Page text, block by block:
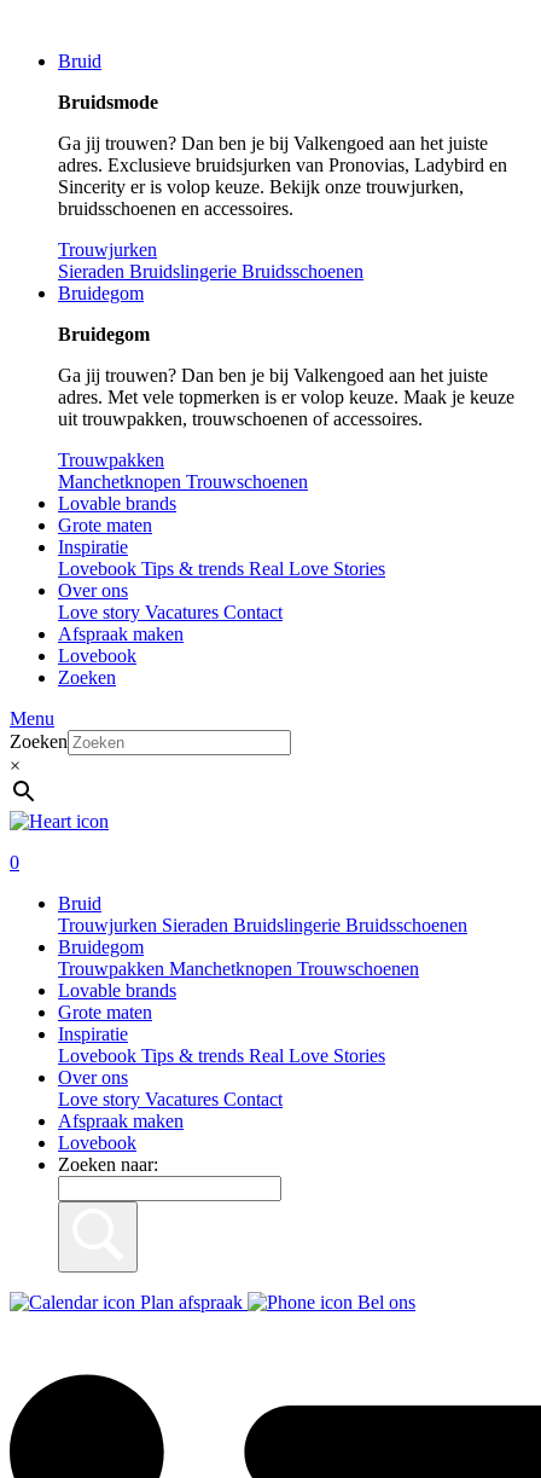
Bruid
Bruidsmode
Ga jij trouwen? Dan ben je bij Valkengoed aan het juiste
adres. Exclusieve bruidsjurken van Pronovias, Ladybird en
Sincerity er is volop keuze. Bekijk onze trouwjurken,
bruidsschoenen en accessoires.
Trouwjurken
Sieraden Bruidslingerie Bruidsschoenen
Bruidegom
Bruidegom
Ga jij trouwen? Dan ben je bij Valkengoed aan het juiste
adres. Met vele topmerken is er volop keuze. Maak je keuze
uit trouwpakken, trouwschoenen of accessoires.
Trouwpakken
Manchetknopen Trouwschoenen
Lovable brands
Grote maten
Inspiratie
Lovebook Tips & trends Real Love Stories
Over ons
Love story Vacatures Contact
Afspraak maken
Lovebook
Zoeken
Menu
Zoeken
×
0
Bruid
Trouwjurken Sieraden Bruidslingerie Bruidsschoenen
Bruidegom
Trouwpakken Manchetknopen Trouwschoenen
Lovable brands
Grote maten
Inspiratie
Lovebook Tips & trends Real Love Stories
Over ons
Love story Vacatures Contact
Afspraak maken
Lovebook
Zoeken naar:
Plan afspraak Bel ons